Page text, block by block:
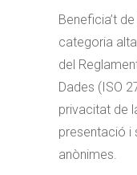
Beneficia’t
categoria
del
Dades (ISO
privacitat de
presentació i
anònimes.